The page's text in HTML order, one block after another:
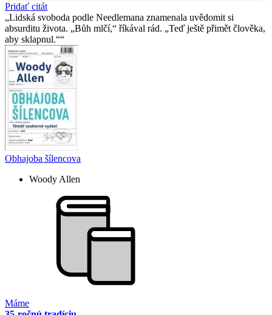
Pridať citát
Lidská svoboda podle Needlemana znamenala uvědomit si
absurditu života. „Bůh mlčí,“ říkával rád. „Teď ještě přimět člověka,
aby sklapnul.“
Obhajoba šílencova
Woody Allen
Máme